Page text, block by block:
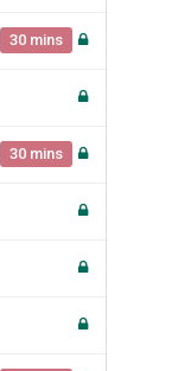
30 mins
30 mins